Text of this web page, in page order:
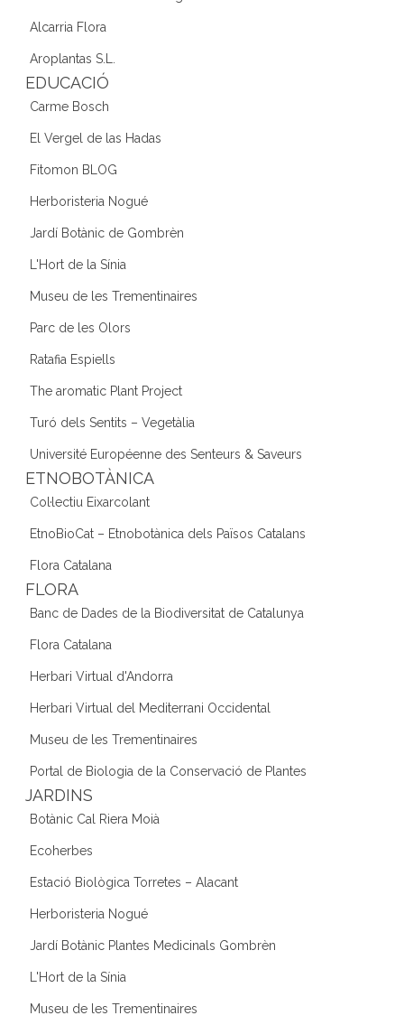
Alcarria Flora
Aroplantas S.L.
EDUCACIÓ
Carme Bosch
El Vergel de las Hadas
Fitomon BLOG
Herboristeria Nogué
Jardí Botànic de Gombrèn
L'Hort de la Sínia
Museu de les Trementinaires
Parc de les Olors
Ratafia Espiells
The aromatic Plant Project
Turó dels Sentits – Vegetàlia
Université Européenne des Senteurs & Saveurs
ETNOBOTÀNICA
Col·lectiu Eixarcolant
EtnoBioCat – Etnobotànica dels Països Catalans
Flora Catalana
FLORA
Banc de Dades de la Biodiversitat de Catalunya
Flora Catalana
Herbari Virtual d'Andorra
Herbari Virtual del Mediterrani Occidental
Museu de les Trementinaires
Portal de Biologia de la Conservació de Plantes
JARDINS
Botànic Cal Riera Moià
Ecoherbes
Estació Biològica Torretes – Alacant
Herboristeria Nogué
Jardí Botànic Plantes Medicinals Gombrèn
L'Hort de la Sínia
Museu de les Trementinaires